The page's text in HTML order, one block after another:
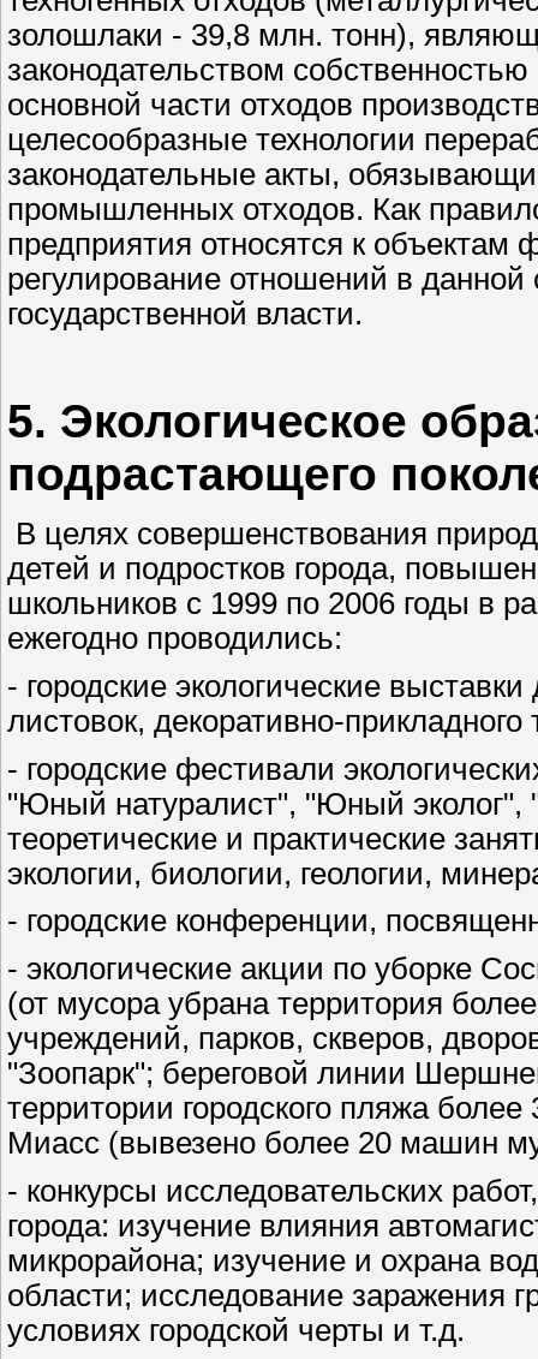
золошлаки - 39,8 млн. тонн),
законодательством
основной части отходов
целесообразные технологии
законодательные акты,
промышленных отходов. Как
предприятия относятся к объектам
регулирование отношений в
государственной власти.
5. Экологическое
подрастающего
В целях совершенствования
детей и подростков города,
школьников с 1999 по 2006 годы в
ежегодно проводились:
- городские экологические
листовок, декоративно-прикладного
- городские фестивали
"Юный натуралист", "Юный
теоретические и практические
экологии, биологии, геологии,
- городские конференции,
- экологические акции по уборке
(от мусора убрана территория
учреждений, парков, скверов,
"Зоопарк"; береговой линии
территории городского пляжа
Миасс (вывезено более 20 машин
- конкурсы исследовательских
города: изучение влияния
микрорайона; изучение и охрана
области; исследование заражения
условиях городской черты и т.д.